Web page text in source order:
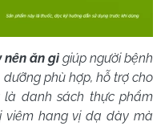
nên ăn gì giúp người bệnh
phù hợp, hỗ trợ cho
là danh sách thực phẩm
viêm hang vị dạ dày mà